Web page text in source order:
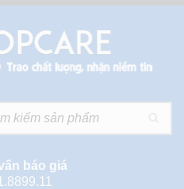
báo giá